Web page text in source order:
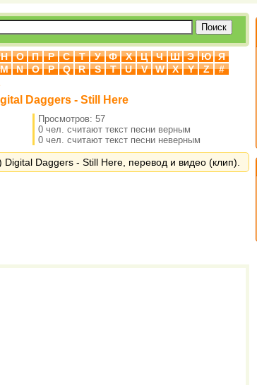
Н О П Р С Т У Ф Х Ц Ч Ш Э Ю
Я
M N O P Q R S T U V W X Y Z
#
Daggers - Still Here
Просмотров: 57
0 чел. считают текст песни верным
0 чел. считают текст песни неверным
Daggers - Still Here, перевод и видео (клип).